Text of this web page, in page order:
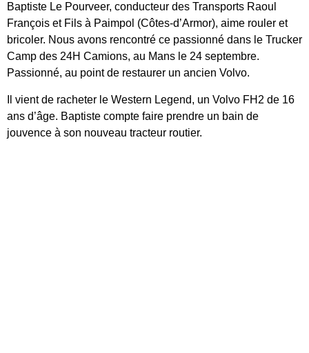
Baptiste Le Pourveer, conducteur des Transports Raoul
François et Fils à Paimpol (Côtes-d’Armor), aime rouler et
bricoler. Nous avons rencontré ce passionné dans le Trucker
Camp des 24H Camions, au Mans le 24 septembre.
Passionné, au point de restaurer un ancien Volvo.
Il vient de racheter le Western Legend, un Volvo FH2 de 16
ans d’âge. Baptiste compte faire prendre un bain de
jouvence à son nouveau tracteur routier.